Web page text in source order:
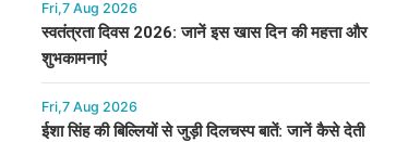
Fri,7 Aug 2026
स्वतंत्रता दिवस 2026: जानें इस खास दिन की महत्ता और
शुभकामनाएं
Fri,7 Aug 2026
ईशा सिंह की बिल्लियों से जुड़ी दिलचस्प बातें: जानें कैसे देती